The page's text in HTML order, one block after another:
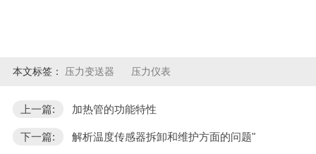
本文标签： 压力变送器 压力仪表
上一篇: 加热管的功能特性
下一篇: 解析温度传感器拆卸和维护方面的问题"